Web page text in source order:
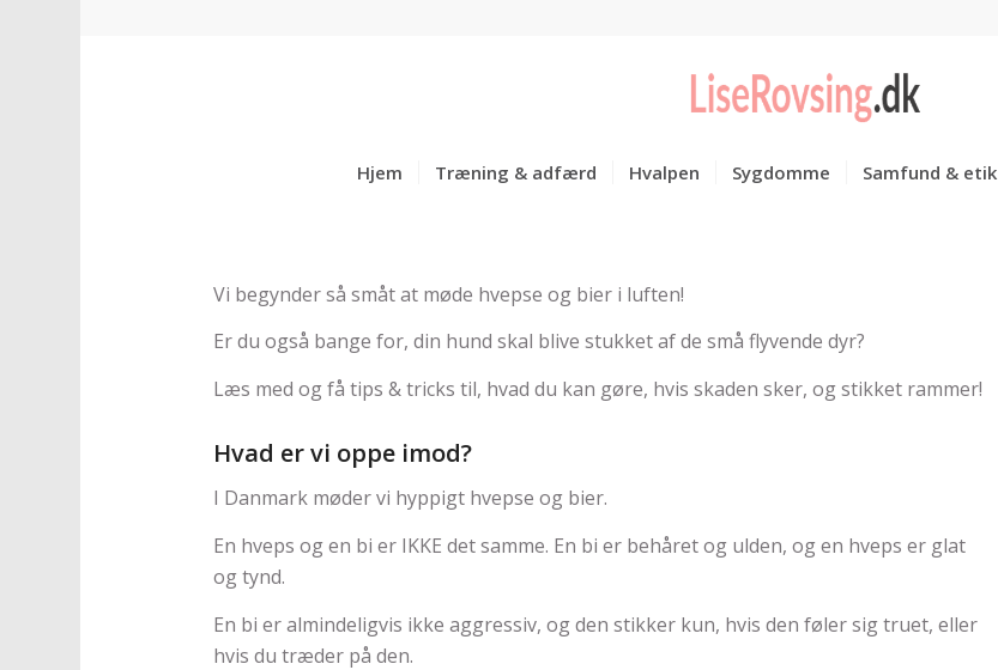
Hjem Træning & adfærd Hvalpen Sygdomme Samfund & etik
Vi begynder så småt at møde hvepse og bier i luften!
Er du også bange for, din hund skal blive stukket af de små flyvende dyr?
Læs med og få tips & tricks til, hvad du kan gøre, hvis skaden sker, og stikket rammer!
Hvad er vi oppe imod?
I Danmark møder vi hyppigt hvepse og bier.
En hveps og en bi er IKKE det samme. En bi er behåret og ulden, og en hveps er glat
og tynd.
En bi er almindeligvis ikke aggressiv, og den stikker kun, hvis den føler sig truet, eller
hvis du træder på den.